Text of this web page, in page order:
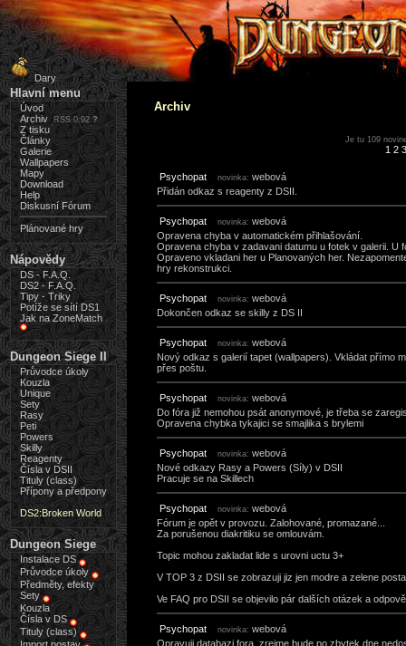
Dary
Hlavní menu
Úvod
Archiv
RSS 0.92 ?
Z tisku
Články
Galerie
Wallpapers
Mapy
Download
Help
Diskusní Fórum
Plánované hry
Nápovědy
DS - F.A.Q.
DS2 - F.A.Q.
Tipy - Triky
Potíže se sítí DS1
Jak na ZoneMatch
Dungeon Siege II
Průvodce úkoly
Kouzla
Unique
Sety
Rasy
Peti
Powers
Skilly
Reagenty
Čísla v DSII
Tituly (class)
Přípony a předpony
DS2:Broken World
Dungeon Siege
Instalace DS
Průvodce úkoly
Předměty, efekty
Sety
Kouzla
Čísla v DS
Tituly (class)
Archiv
Je tu 109
1 2 3
Psychopat novinka: webová
Přidán odkaz s reagenty z DSII.
Psychopat novinka: webová
Opravena chyba v automatickém přihlašování.
Opravena chyba v zadavani datumu u fotek v galerii.
Opraveno vkladani her u Planovaných her.
hry rekonstrukci.
Psychopat novinka: webová
Dokončen odkaz se skilly z DS II
Psychopat novinka: webová
Nový odkaz s galerií tapet (wallpapers). Vkládat přímo
přes poštu.
Psychopat novinka: webová
Do fóra již nemohou psát anonymové, je třeba se
Opravena chybka tykajici se smajlika s brylemi
Psychopat novinka: webová
Nové odkazy Rasy a Powers (Síly) v DSII
Pracuje se na Skillech
Psychopat novinka: webová
Fórum je opět v provozu. Zalohované, promazané...
Za porušenou diakritiku se omlouvám.
Topic mohou zakladat lide s urovni uctu 3+
V TOP 3 z DSII se zobrazuji jiz jen modre a zelene
Ve FAQ pro DSII se objevilo pár dalších otázek a
Psychopat novinka: webová
Opravuji databazi fora, zrejme bude po zbytek dne